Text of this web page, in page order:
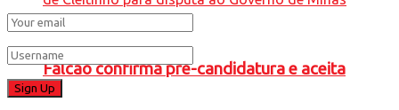
Falcão confirma pré-candidatura e aceita